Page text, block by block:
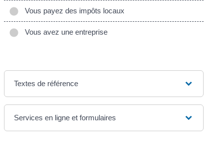
Vous payez des impôts locaux
Vous avez une entreprise
Textes de référence
Services en ligne et formulaires